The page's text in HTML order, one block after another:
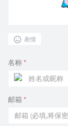
表情
名称 *
邮箱 *